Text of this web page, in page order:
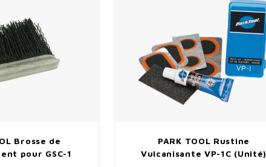
Brosse de
pour GSC-1
PARK TOOL Rustine
Vulcanisante VP-1C (Unité)